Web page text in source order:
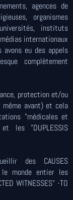
agences de
organismes
instituts
internationaux
eu des appels
complètement
protection et/ou
avant) et cela
"médicales et
les "DUPLESSIS
des CAUSES
le monde entier les
WITNESSES" -TO